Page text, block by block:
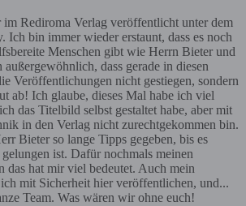
Rediroma Verlag veröffentlicht unter dem
Ich bin immer wieder erstaunt, dass es noch
Menschen gibt wie Herrn Bieter und
außergewöhnlich, dass gerade in diesen
Veröffentlichungen nicht gestiegen, sondern
ab! Ich glaube, dieses Mal habe ich viel
das Titelbild selbst gestaltet habe, aber mit
in den Verlag nicht zurechtgekommen bin.
Bieter so lange Tipps gegeben, bis es
ist. Dafür nochmals meinen
das hat mir viel bedeutet. Auch mein
mit Sicherheit hier veröffentlichen, und...
Team. Was wären wir ohne euch!